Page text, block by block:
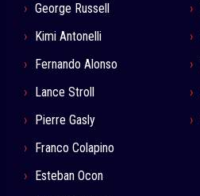
George Russell
Kimi Antonelli
Fernando Alonso
Lance Stroll
Pierre Gasly
Franco Colapino
Esteban Ocon